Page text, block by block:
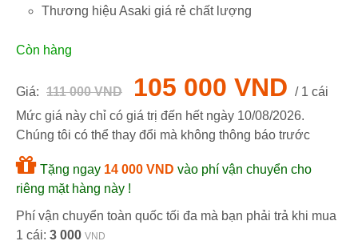
Thương hiệu Asaki giá rẻ chất lượng
Còn hàng
Giá: 111 000 VND 105 000 VND / 1 cái
Mức giá này chỉ có giá trị đến hết ngày 10/08/2026.
Chúng tôi có thể thay đổi mà không thông báo trước
Tặng ngay 14 000 VND vào phí vận chuyển cho
riêng mặt hàng này !
Phí vận chuyển toàn quốc tối đa mà bạn phải trả khi mua
1 cái: 3 000 VND